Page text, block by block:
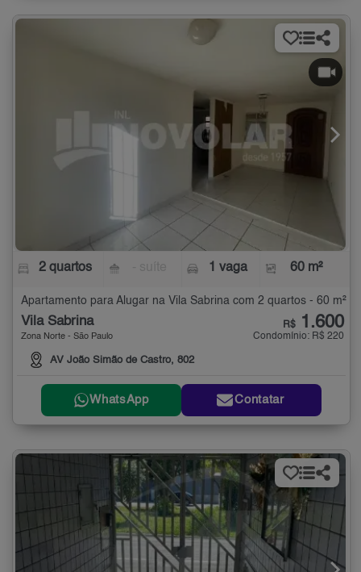
2 quartos 1 vaga 60 m²
Apartamento para Alugar na Vila Sabrina com 2 quartos - 60 m²
Vila Sabrina
Zona Norte - São Paulo
AV João Simão de Castro, 802
R$ 1.600
Condomínio: R$ 220
WhatsApp Contatar